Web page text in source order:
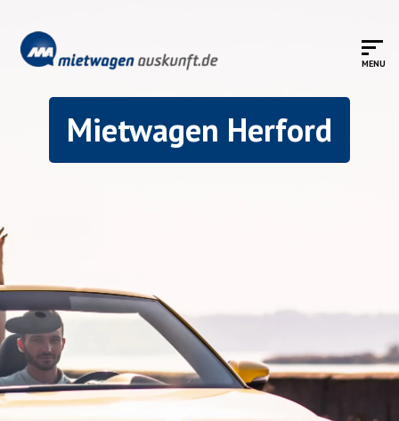
Mietwagen Herford